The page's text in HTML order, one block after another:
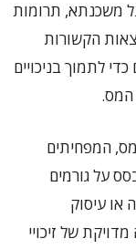
על משכנתא, תרומות
הקשורות
לתמוך בניכויים
המס.
מס, המפחיתים
על גורמים
או עיסוק
של זיכויי